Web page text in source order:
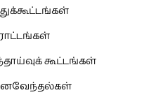
கூட்டங்கள்